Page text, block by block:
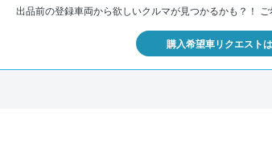
出品前の登録車両から欲しいクルマが見つかるかも？！
購入希望車リクエスト